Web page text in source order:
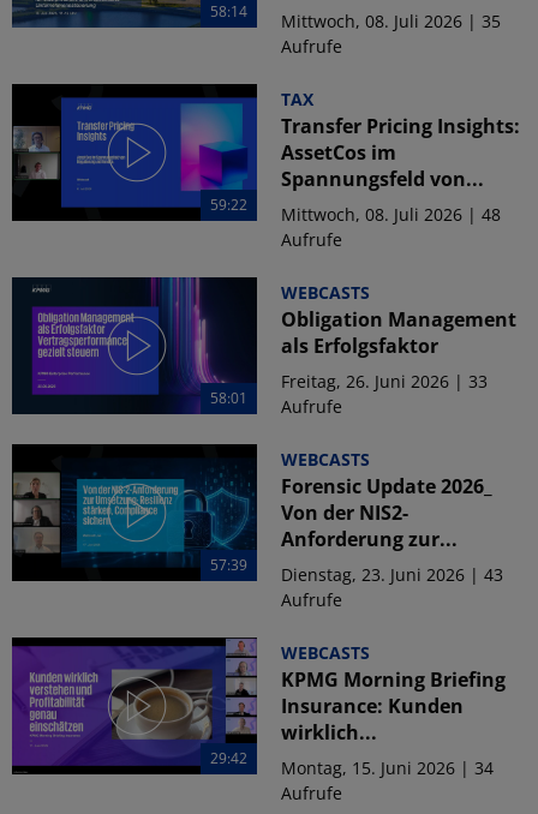
58:14
Mittwoch, 08. Juli 2026 | 35
Aufrufe
59:22
TAX
Transfer Pricing Insights:
AssetCos im
Spannungsfeld von...
Mittwoch, 08. Juli 2026 | 48
Aufrufe
58:01
WEBCASTS
Obligation Management
als Erfolgsfaktor
Freitag, 26. Juni 2026 | 33
Aufrufe
57:39
WEBCASTS
Forensic Update 2026_
Von der NIS2-
Anforderung zur...
Dienstag, 23. Juni 2026 | 43
Aufrufe
29:42
WEBCASTS
KPMG Morning Briefing
Insurance: Kunden
wirklich...
Montag, 15. Juni 2026 | 34
Aufrufe